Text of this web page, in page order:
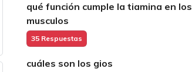
qué función cumple la tiamina en los
musculos
35 Respuestas
cuáles son los gios